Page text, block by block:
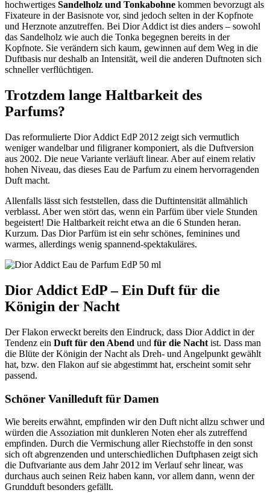
hochwertiges Sandelholz und Tonkabohne kommen bevorzugt als
Fixateure in der Basisnote vor, sind jedoch selten in der Kopfnote
und Herznote anzutreffen. Bei Dior Addict ist dies anders – sowohl
das Sandelholz wie auch die Tonka begegnen bereits in der
Kopfnote. Sie verändern sich kaum, gewinnen auf dem Weg in die
Duftbasis nur deshalb an Intensität, weil die anderen Duftnoten sich
schneller verflüchtigen.
Trotzdem lange Haltbarkeit des
Parfums?
Das reformulierte Dior Addict EdP 2012 zeigt sich vermutlich
weniger wandelbar und filigraner komponiert, als die Duftversion
aus 2002. Die neue Variante verläuft linear. Aber auf einem relativ
hohen Niveau, das dieses Eau de Parfum zu einem hervorragenden
Duft macht.
Allenfalls lässt sich feststellen, dass die Duftintensität allmählich
verblasst. Aber wen stört das, wenn ein Parfüm über viele Stunden
begeistert! Die Haltbarkeit reicht etwa an die 6 Stunden heran.
Kurzum. Das Dior Parfüm ist ein sehr schönes, feminines und
warmes, allerdings wenig spannend-spektakuläres.
Dior Addict EdP – Ein Duft für die
Königin der Nacht
Der Flakon erweckt bereits den Eindruck, dass Dior Addict in der
Tendenz ein Duft für den Abend und für die Nacht ist. Dass man
die Blüte der Königin der Nacht als Dreh- und Angelpunkt gewählt
hat, bzw. den Flakon auf sie abgestimmt hat, erscheint somit sehr
passend.
Schöner Vanilleduft für Damen
Wie bereits erwähnt, empfinden wir den Duft nicht allzu schwer und
würden die Assoziation mit dunkleren Noten eher als zutreffend
empfinden. Durch die Vermischung aller Riechstoffe in den sonst
sich oft abgrenzenden und unterschiedlichen Duftphasen zeigt sich
die Duftvariante aus dem Jahr 2012 im Verlauf sehr linear, was
durchaus auch seinen Reiz haben kann, vor allem dann, wenn der
Grundduft besonders gefällt.